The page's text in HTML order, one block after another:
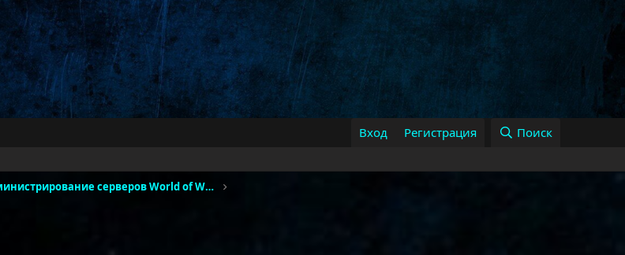
Вход Регистрация Поиск
Администрирование серверов World of Warcraft